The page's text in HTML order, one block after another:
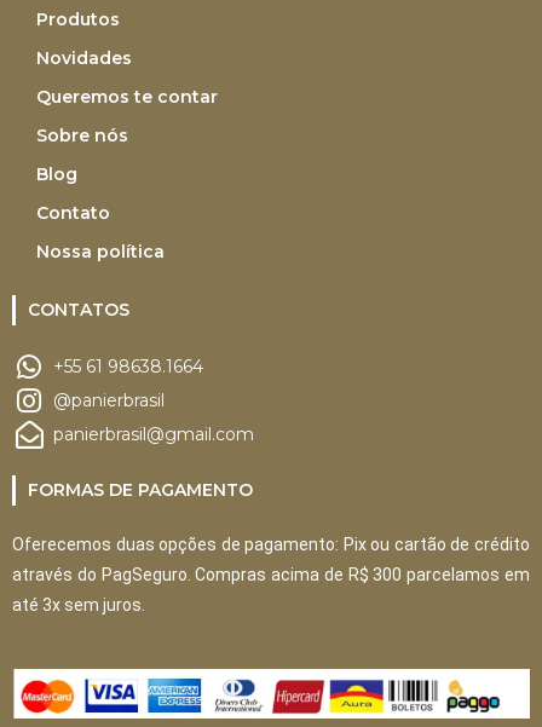
Produtos
Novidades
Queremos te contar
Sobre nós
Blog
Contato
Nossa política
CONTATOS
+55 61 98638.1664
@panierbrasil
panierbrasil@gmail.com
FORMAS DE PAGAMENTO
Oferecemos duas opções de pagamento: Pix ou cartão de crédito
através do PagSeguro. Compras acima de R$ 300 parcelamos em
até 3x sem juros.